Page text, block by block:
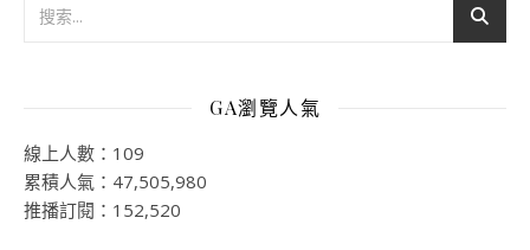
GA瀏覽人氣
線上人數：109
累積人氣：47,505,980
推播訂閱：152,520